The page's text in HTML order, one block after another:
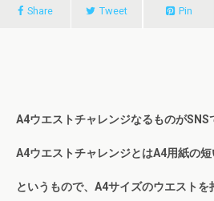
Share Tweet Pin
A4ウエストチャレンジなるものがSNS
A4ウエストチャレンジとはA4用紙の
というもので、A4サイズのウエスト